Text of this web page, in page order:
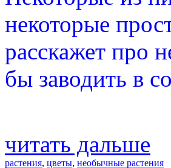
некоторые
расскажет про
бы заводить в
читать дальше
растения, цветы, необычные растения